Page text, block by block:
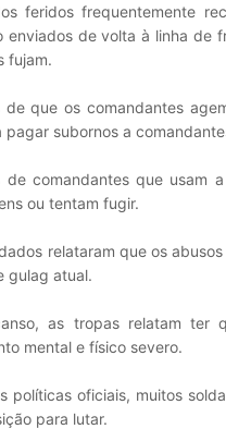
feridos frequentemente
enviados de volta à linha de
fujam.
de que os comandantes
pagar subornos a
de comandantes que usam
ou tentam fugir.
relataram que os
gulag atual.
as tropas relatam ter
mental e físico severo.
políticas oficiais, muitos
para lutar.